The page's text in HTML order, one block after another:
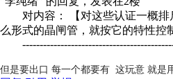
对内容： 【对这些认证一概排
么形式的晶闸管，就按它的特性控
但是要出口 每一个都要有 这玩意 就是